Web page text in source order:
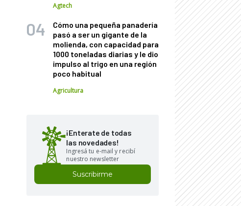
Agtech
Cómo una pequeña panadería
pasó a ser un gigante de la
molienda, con capacidad para
1000 toneladas diarias y le dio
impulso al trigo en una región
poco habitual
Agricultura
¡Enterate de todas
las novedades!
Ingresá tu e-mail y recibí
nuestro newsletter
Suscribirme